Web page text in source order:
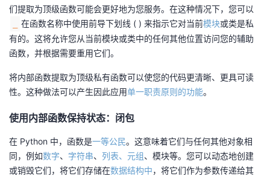
们提取为顶级函数可能会更好地为您服务。在这种情况下，您可以
在函数名称中使用前导下划线 ( ) 来指示它对当前模块或类是私
有的。这将允许您从当前模块或类中的任何其他位置访问您的辅助
函数，并根据需要重用它们。
将内部函数提取为顶级私有函数可以使您的代码更清晰、更具可读
性。这种做法可以产生因此应用单一职责原则的功能。
使用内部函数保持状态：闭包
在 Python 中，函数是一等公民。这意味着它们与任何其他对象相
同，例如数字、 字符串、 列表、元组、模块等。您可以动态地创建
或销毁它们，将它们存储在数据结构中，将它们作为参数传递给其